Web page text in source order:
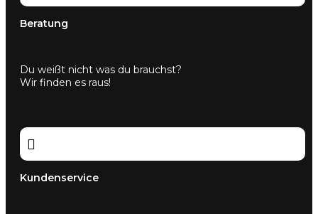
Beratung
Du weißt nicht was du brauchst?
Wir finden es raus!

Kundenservice